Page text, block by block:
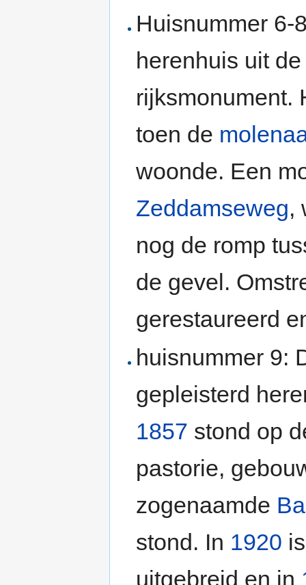
Huisnummer 6-
herenhuis uit
rijksmonument.
toen de
woonde. Een
Zeddamseweg,
nog de romp
de gevel.
gerestaureerd
huisnummer 9:
gepleisterd
1857 stond op
pastorie,
zogenaamde
stond. In 1920
uitgebreid en in